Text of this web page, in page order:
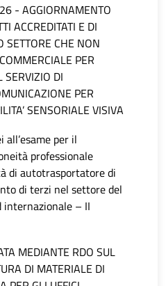
- AGGIORNAMENTO
ACCREDITATI E DI
SETTORE CHE NON
PER
SERVIZIO DI
PER
SENSORIALE VISIVA
all’esame per il
professionale
di autotrasportatore di
di terzi nel settore del
internazionale – II
MEDIANTE RDO SUL
DI MATERIALE DI